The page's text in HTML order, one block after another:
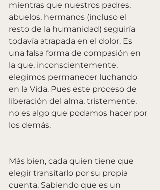
mientras que nuestros padres,
abuelos, hermanos (incluso el
resto de la humanidad) seguiría
todavía atrapada en el dolor. Es
una falsa forma de compasión en
la que, inconscientemente,
elegimos permanecer luchando
en la Vida. Pues este proceso de
liberación del alma, tristemente,
no es algo que podamos hacer por
los demás.
Más bien, cada quien tiene que
elegir transitarlo por su propia
cuenta. Sabiendo que es un